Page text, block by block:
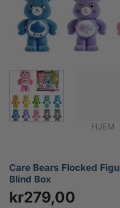
HJEM
Care Bears Flocked
Blind Box
kr279,00